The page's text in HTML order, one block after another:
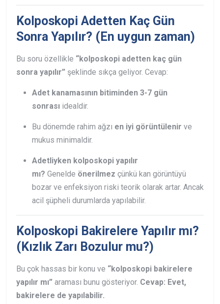
Kolposkopi Adetten Kaç Gün
Sonra Yapılır? (En uygun zaman)
Bu soru özellikle “kolposkopi adetten kaç gün
sonra yapılır” şeklinde sıkça geliyor. Cevap:
Adet kanamasının bitiminden 3-7 gün
sonrası idealdir.
Bu dönemde rahim ağzı en iyi görüntülenir ve
mukus minimaldir.
Adetliyken kolposkopi yapılır
mı? Genelde önerilmez çünkü kan görüntüyü
bozar ve enfeksiyon riski teorik olarak artar. Ancak
acil şüpheli durumlarda yapılabilir.
Kolposkopi Bakirelere Yapılır mı?
(Kızlık Zarı Bozulur mu?)
Bu çok hassas bir konu ve “kolposkopi bakirelere
yapılır mı” araması bunu gösteriyor. Cevap: Evet,
bakirelere de yapılabilir.